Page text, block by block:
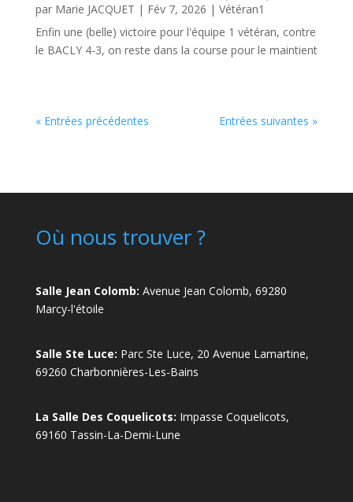
par Marie JACQUET | Fév 7, 2026 | Vétéran1
Enfin une (belle) victoire pour l'équipe 1 vétéran, contre
le BACLY 4-3, on reste dans la course pour le maintient
« Entrées précédentes Entrées suivantes »
Où nous trouver ?
Salle Jean Colomb: Avenue Jean Colomb, 69280
Marcy-l'étoile
Salle Ste Luce: Parc Ste Luce, 20 Avenue Lamartine,
69260 Charbonnières-Les-Bains
La Salle Des Coquelicots: Impasse Coquelicots,
69160 Tassin-La-Demi-Lune